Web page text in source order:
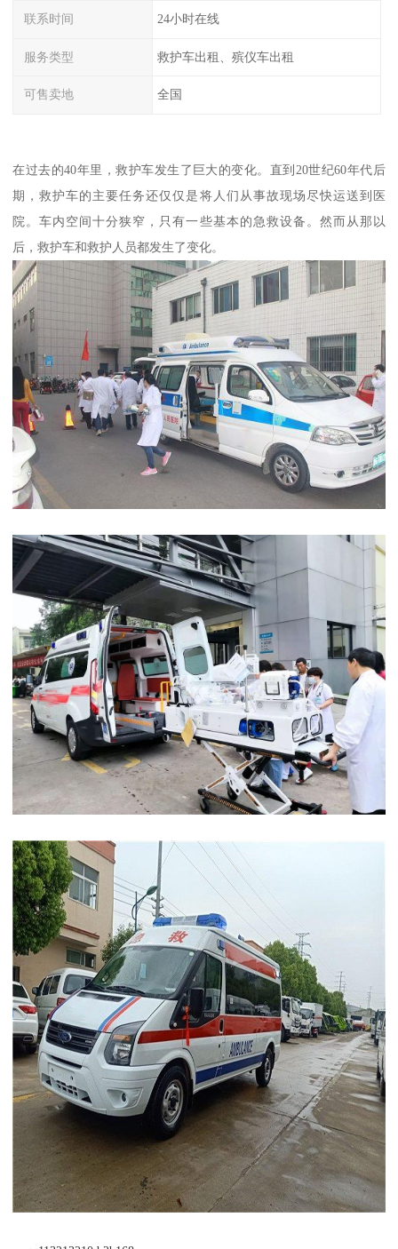
联系时间 24小时在线
服务类型 救护车出租、殡仪车出租
可售卖地 全国
在过去的40年里，救护车发生了巨大的变化。直到20世纪60年代后
期，救护车的主要任务还仅仅是将人们从事故现场尽快运送到医
院。车内空间十分狭窄，只有一些基本的急救设备。然而从那以
后，救护车和救护人员都发生了变化。